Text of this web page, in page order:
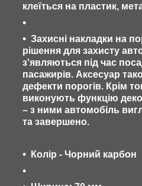
клеїться на пластик,
Захисні накладки на
рішення для захисту
з'являються під час
пасажирів. Аксесуар
дефекти порогів. Крім
виконують функцію
– з ними автомобіль
та завершено.
Колір - Чорний карбон